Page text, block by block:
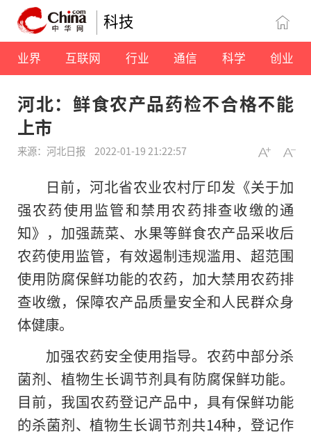
科技
业界 互联网 行业 通信 科学 创业
河北：鲜食农产品药检不合格不能
上市
来源：河北日报 2022-01-19 21:22:57
日前，河北省农业农村厅印发《关于加
强农药使用监管和禁用农药排查收缴的通
知》，加强蔬菜、水果等鲜食农产品采收后
农药使用监管，有效遏制违规滥用、超范围
使用防腐保鲜功能的农药，加大禁用农药排
查收缴，保障农产品质量安全和人民群众身
体健康。
加强农药安全使用指导。农药中部分杀
菌剂、植物生长调节剂具有防腐保鲜功能。
目前，我国农药登记产品中，具有保鲜功能
的杀菌剂、植物生长调节剂共14种，登记作